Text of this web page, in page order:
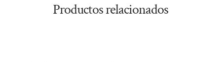
Productos relacionados